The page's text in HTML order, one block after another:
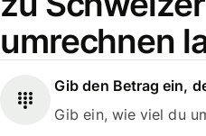
umrechnen
Gib den Betrag ein,
Gib ein, wie viel du